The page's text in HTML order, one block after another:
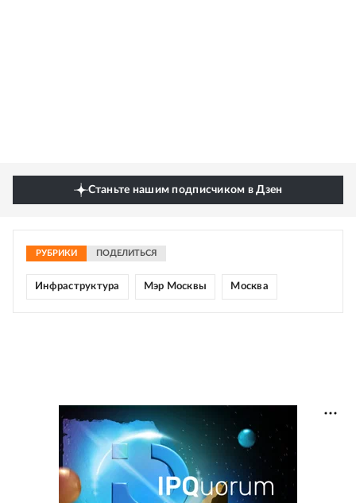
Станьте нашим подписчиком в Дзен
РУБРИКИ ПОДЕЛИТЬСЯ
Инфраструктура Мэр Москвы Москва